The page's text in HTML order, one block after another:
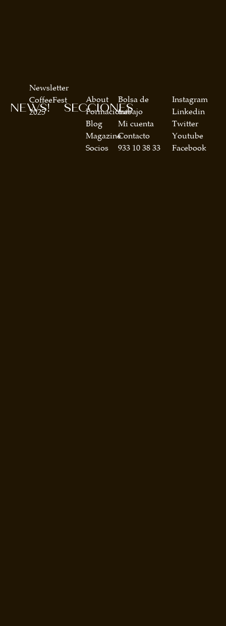
SECCIONES
About
Formaciones
Blog
Magazine
Socios
Bolsa de
trabajo
Mi cuenta
Contacto
933 10 38 33
NEWS!
Newsletter
CoffeeFest
2025
Instagram
Linkedin
Twitter
Youtube
Facebook